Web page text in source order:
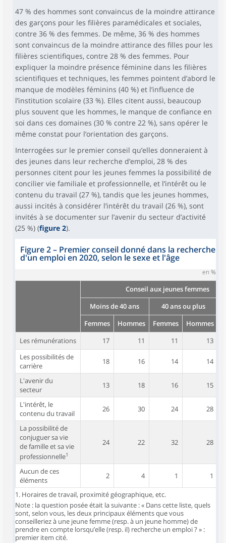
47 % des hommes sont convaincus de la moindre attirance
des garçons pour les filières paramédicales et sociales,
contre 36 % des femmes. De même, 36 % des hommes
sont convaincus de la moindre attirance des filles pour les
filières scientifiques, contre 28 % des femmes. Pour
expliquer la moindre présence féminine dans les filières
scientifiques et techniques, les femmes pointent d’abord le
manque de modèles féminins (40 %) et l’influence de
l’institution scolaire (33 %). Elles citent aussi, beaucoup
plus souvent que les hommes, le manque de confiance en
soi dans ces domaines (30 % contre 22 %), sans opérer le
même constat pour l’orientation des garçons.
Interrogées sur le premier conseil qu’elles donneraient à
des jeunes dans leur recherche d’emploi, 28 % des
personnes citent pour les jeunes femmes la possibilité de
concilier vie familiale et professionnelle, et l’intérêt ou le
contenu du travail (27 %), tandis que les jeunes hommes,
aussi incités à considérer l’intérêt du travail (26 %), sont
invités à se documenter sur l’avenir du secteur d’activité
(25 %) (figure 2).
Figure 2 – Premier conseil donné dans la recherche
d'un emploi en 2020, selon le sexe et l'âge
en %
Conseil aux jeunes femmes
Moins de 40 ans
40 ans ou plus
Femmes
Hommes Femmes
Hommes
Les rémunérations
17 11 11
13
Les possibilités de
carrière
18 16 14 14
L'avenir du
secteur
13 18 16 15
L'intérêt, le
contenu du travail
26 30 24 28
La possibilité de
conjuguer sa vie
de famille et sa vie
professionnelle1
24 22 32 28
Aucun de ces
éléments
2 4 1 1
1. Horaires de travail, proximité géographique, etc.
Note : la question posée était la suivante : « Dans cette liste, quels
sont, selon vous, les deux principaux éléments que vous
conseilleriez à une jeune femme (resp. à un jeune homme) de
prendre en compte lorsqu’elle (resp. il) recherche un emploi ? » :
premier item cité.